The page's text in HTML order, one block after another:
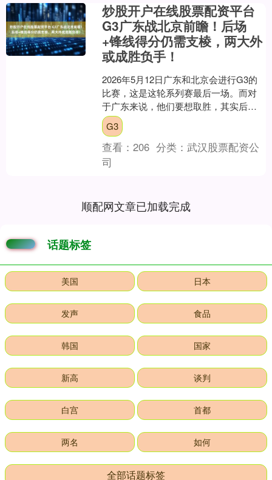
炒股开户在线股票配资平台
G3广东战北京前瞻！后场
+锋线得分仍需支棱，两大外
或成胜负手！
2026年5月12日广东和北京会进行G3的
比赛，这是这轮系列赛最后一场。而对
于广东来说，他们要想取胜，其实后场
和锋线的得分至关重要。特别是对于奎
因来说，他上场比....
G3
查看：206 分类：武汉股票配资公
司
顺配网文章已加载完成
话题标签
美国 日本
发声 食品
韩国 国家
新高 谈判
白宫 首都
两名 如何
全部话题标签